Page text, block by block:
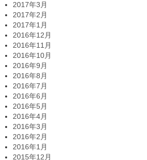
2017年3月
2017年2月
2017年1月
2016年12月
2016年11月
2016年10月
2016年9月
2016年8月
2016年7月
2016年6月
2016年5月
2016年4月
2016年3月
2016年2月
2016年1月
2015年12月